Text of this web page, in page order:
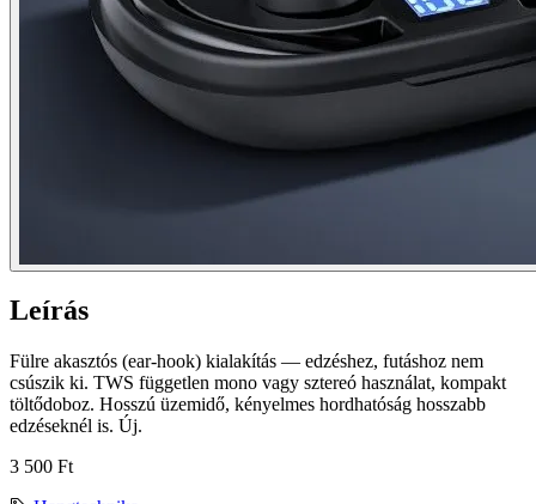
Leírás
Fülre akasztós (ear-hook) kialakítás — edzéshez, futáshoz nem
csúszik ki. TWS független mono vagy sztereó használat, kompakt
töltődoboz. Hosszú üzemidő, kényelmes hordhatóság hosszabb
edzéseknél is. Új.
3 500 Ft